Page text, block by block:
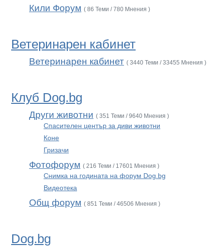
Кили Форум ( 86 Теми / 780 Мнения )
Ветеринарен кабинет
Ветеринарен кабинет ( 3440 Теми / 33455 Мнения )
Клуб Dog.bg
Други животни ( 351 Теми / 9640 Мнения )
Спасителен център за диви животни
Коне
Гризачи
Фотофорум ( 216 Теми / 17601 Мнения )
Снимка на годината на форум Dog.bg
Видеотека
Общ форум ( 851 Теми / 46506 Мнения )
Dog.bg